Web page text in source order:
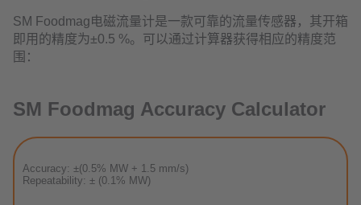
SM Foodmag电磁流量计是一款可靠的流量传感器，其开箱
即用的精度为±0.5 %。可以通过计算器获得相应的精度范
围：